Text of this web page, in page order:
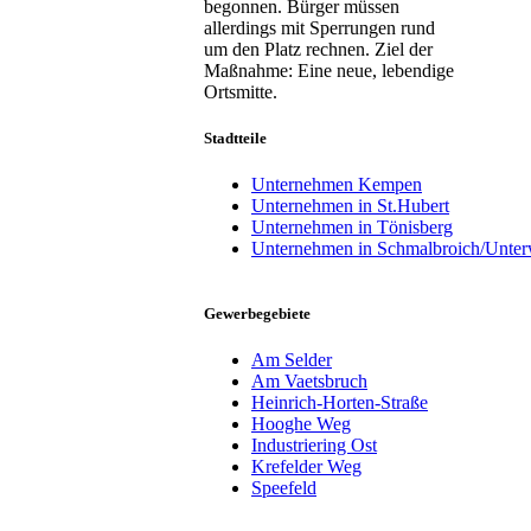
begonnen. Bürger müssen
allerdings mit Sperrungen rund
um den Platz rechnen. Ziel der
Maßnahme: Eine neue, lebendige
Ortsmitte.
Stadtteile
Unternehmen Kempen
Unternehmen in St.Hubert
Unternehmen in Tönisberg
Unternehmen in Schmalbroich/
Gewerbegebiete
Am Selder
Am Vaetsbruch
Heinrich-Horten-Straße
Hooghe Weg
Industriering Ost
Krefelder Weg
Speefeld